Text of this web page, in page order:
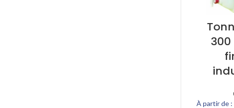
300
À partir de :